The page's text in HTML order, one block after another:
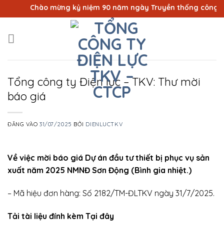
qua
dung
Chào mừng kỷ niệm 90 năm ngày Truyền thống công
Tổng công ty Điện lực – TKV: Thư mời
báo giá
ĐĂNG VÀO31/07/2025 BỞI DIENLUCTKV
Về việc mời báo giá Dự án đầu tư thiết bị phục vụ sản
xuất năm 2025 NMNĐ Sơn Động (Bình gia nhiệt.)
– Mã hiệu đơn hàng: Số 2182/TM-ĐLTKV ngày 31/7/2025.
Tải tài liệu đính kèm Tại đây